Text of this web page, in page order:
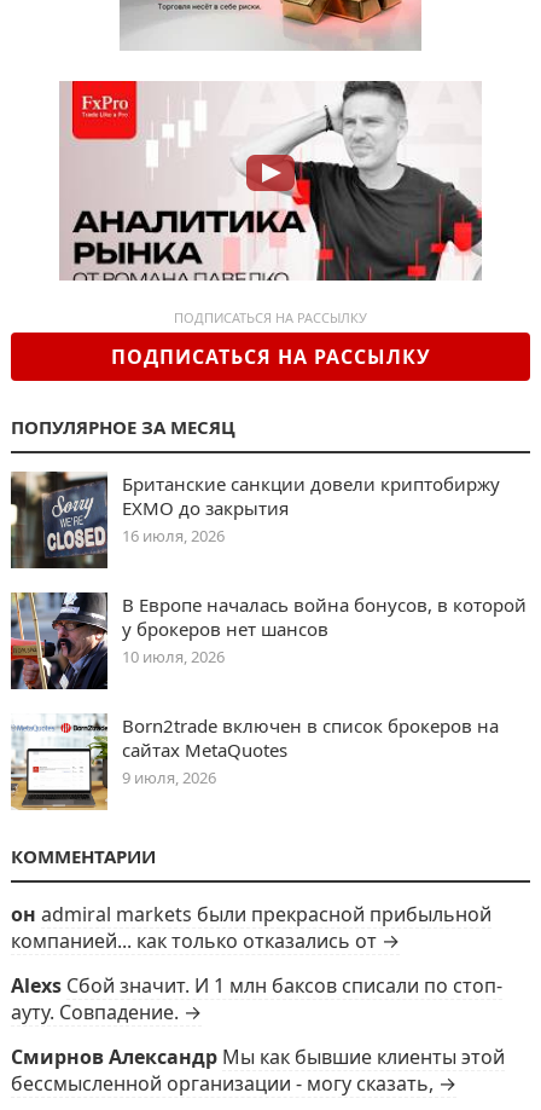
ПОДПИСАТЬСЯ НА РАССЫЛКУ
ПОДПИСАТЬСЯ НА РАССЫЛКУ
ПОПУЛЯРНОЕ ЗА МЕСЯЦ
Британские санкции довели криптобиржу
EXMO до закрытия
16 июля, 2026
В Европе началась война бонусов, в которой
у брокеров нет шансов
10 июля, 2026
Born2trade включен в список брокеров на
сайтах MetaQuotes
9 июля, 2026
КОММЕНТАРИИ
он admiral markets были прекрасной прибыльной
компанией... как только отказались от →
Alexs Сбой значит. И 1 млн баксов списали по стоп-
ауту. Совпадение. →
Смирнов Александр Мы как бывшие клиенты этой
бессмысленной организации - могу сказать, →